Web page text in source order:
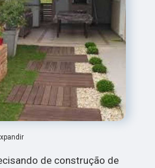
de construção de